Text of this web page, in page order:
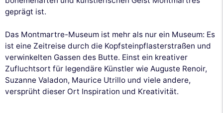
geprägt ist.
Das Montmartre-Museum ist mehr als nur ein Museum: Es
ist eine Zeitreise durch die Kopfsteinpflasterstraßen und
verwinkelten Gassen des Butte. Einst ein kreativer
Zufluchtsort für legendäre Künstler wie Auguste Renoir,
Suzanne Valadon, Maurice Utrillo und viele andere,
versprüht dieser Ort Inspiration und Kreativität.